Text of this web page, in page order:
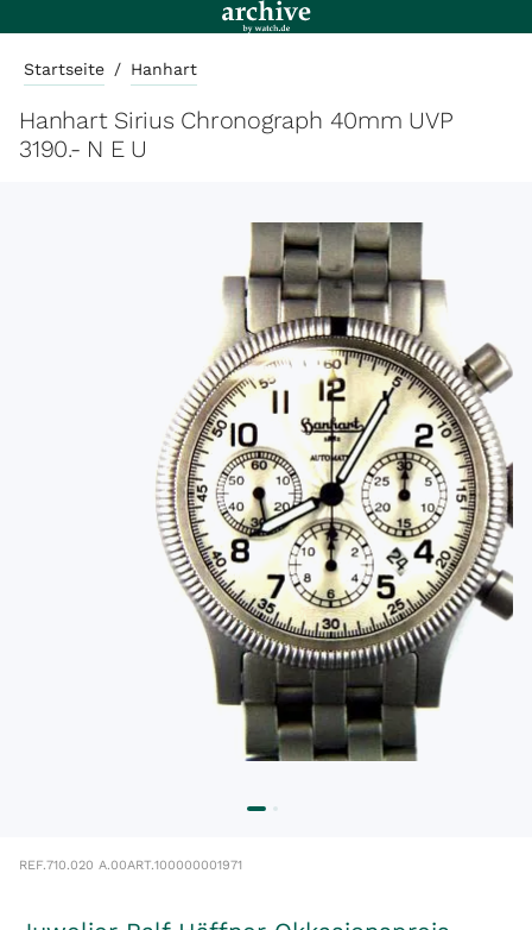
Startseite / Hanhart
Hanhart Sirius Chronograph 40mm UVP
3190.- N E U
REF.710.020 A.00ART.100000001971